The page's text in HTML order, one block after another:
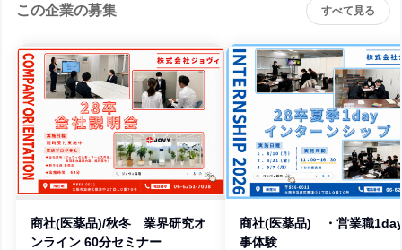
この企業の募集 すべて見る
商社(医薬品)/秋冬 業界研究オ
ンライン 60分セミナー
商社(医薬品) ・営業職
事体験